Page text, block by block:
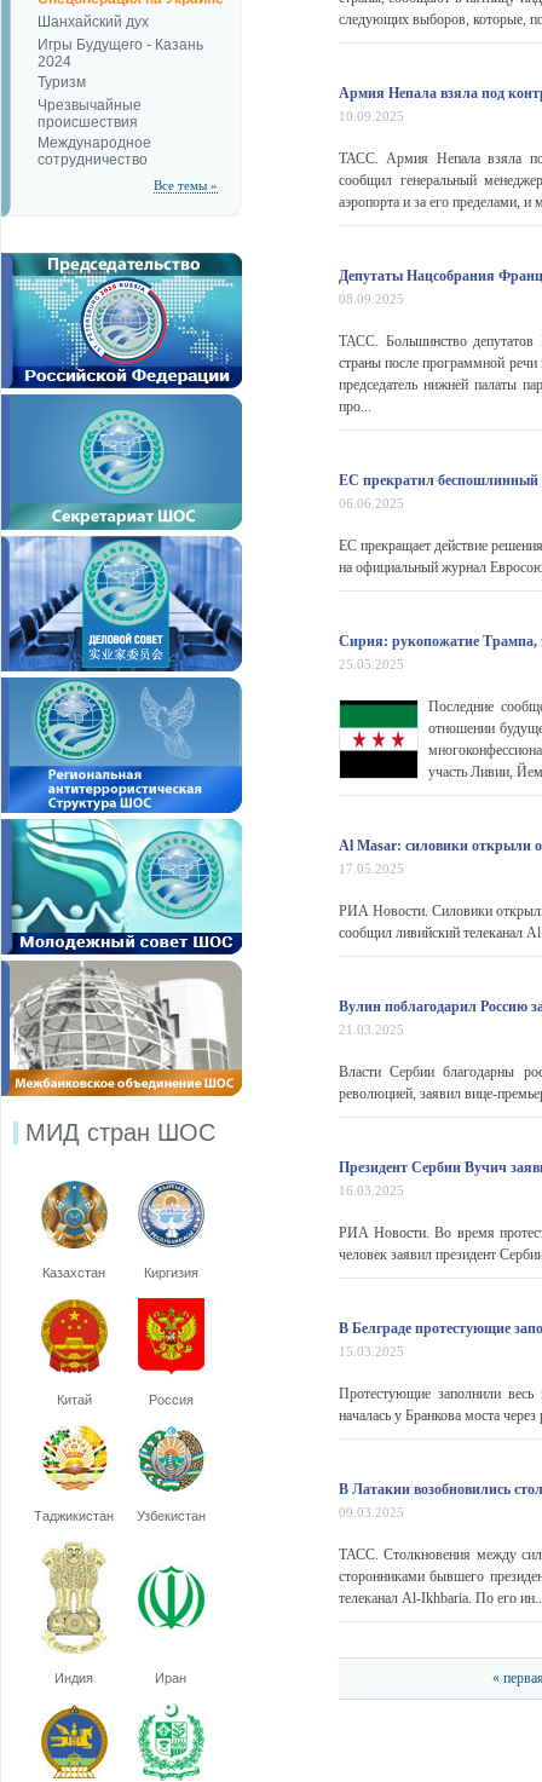
Шанхайский дух
Игры Будущего - Казань
2024
Туризм
Чрезвычайные
происшествия
Международное
сотрудничество
Все темы »
МИД стран ШОС
Казахстан Киргизия
Китай Россия
Таджикистан Узбекистан
Индия Иран
следующих выборов, которые,
Армия Непала взяла под
10.09.2025
ТАСС. Армия Непала взяла
сообщил генеральный
аэропорта и за его пределами,
Депутаты Нацсобрания
08.09.2025
ТАСС. Большинство депутатов
страны после программной
председатель нижней палаты
про...
ЕС прекратил беспошлинный
06.06.2025
ЕС прекращает действие
на официальный журнал
Сирия: рукопожатие Трампа,
25.05.2025
Последние
отношении
участь Ливии,
Al Masar: силовики открыли
17.05.2025
РИА Новости. Силовики открыли
сообщил ливийский телеканал
Вулин поблагодарил Россию
21.03.2025
Власти Сербии благодарны
революцией, заявил вице-
Президент Сербии Вучич
16.03.2025
РИА Новости. Во время
человек заявил президент
В Белграде протестующие
15.03.2025
Протестующие заполнили
началась у Бранкова моста
В Латакии возобновились
09.03.2025
ТАСС. Столкновения между
сторонниками бывшего
телеканал Al-Ikhbaria. По его
«